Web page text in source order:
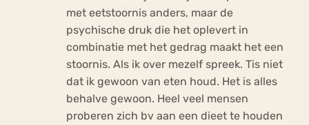
met eetstoornis anders, maar de
psychische druk die het oplevert in
combinatie met het gedrag maakt het een
stoornis. Als ik over mezelf spreek. Tis niet
dat ik gewoon van eten houd. Het is alles
behalve gewoon. Heel veel mensen
proberen zich bv aan een dieet te houden